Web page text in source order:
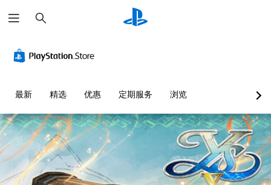
索
最新 精选 优惠 定期服务 浏览